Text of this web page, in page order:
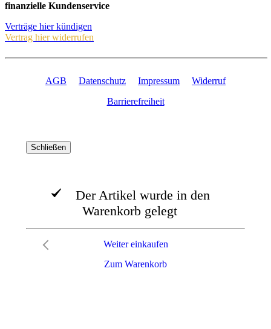
finanzielle Kundenservice
Verträge hier kündigen
Vertrag hier widerrufen
AGB Datenschutz Impressum
Widerruf
Barrierefreiheit
Schließen
Der Artikel wurde in den
Warenkorb gelegt
Zum Warenkorb
Weiter einkaufen